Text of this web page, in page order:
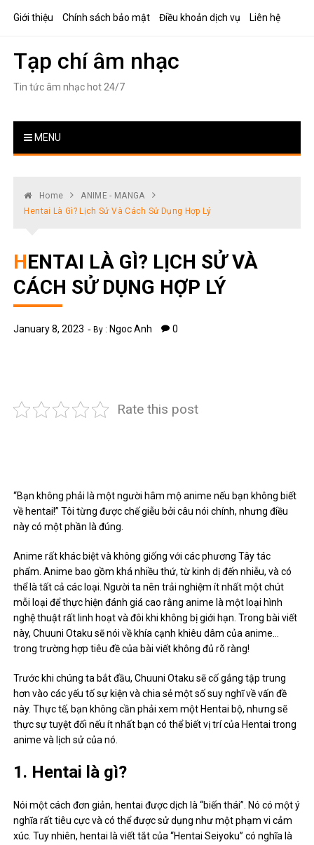
Giới thiệu Chính sách bảo mật Điều khoản dịch vụ Liên hệ
Tạp chí âm nhạc
Tin tức âm nhạc hot 24/7
MENU
Home
ANIME - MANGA
Hentai Là Gì? Lịch Sử Và Cách Sử Dụng Hợp Lý
HENTAI LÀ GÌ? LỊCH SỬ VÀ
CÁCH SỬ DỤNG HỢP LÝ
January 8, 2023 By : Ngoc Anh 0
Rate this post
“Bạn không phải là một người hâm mộ anime nếu bạn không biết
về hentai!” Tôi từng được chế giễu bởi câu nói chính, nhưng điều
này có một phần là đúng.
Anime rất khác biệt và không giống với các phương Tây tác
phẩm. Anime bao gồm khá nhiều thứ, từ kinh dị đến nhiễu, và có
thể là tất cả các loại. Người ta nên trải nghiệm ít nhất một chút
mỗi loại để thực hiện đánh giá cao rằng anime là một loại hình
nghệ thuật rất linh hoạt và đôi khi không bị giới hạn. Trong bài viết
này, Chuuni Otaku sẽ nói về khía cạnh khiêu dâm của anime…
trong trường hợp tiêu đề của bài viết không đủ rõ ràng!
Trước khi chúng ta bắt đầu, Chuuni Otaku sẽ cố gắng tập trung
hơn vào các yếu tố sự kiện và chia sẻ một số suy nghĩ về vấn đề
này. Thực tế, bạn không cần phải xem một Hentai bộ, nhưng sẽ
thực sự tuyệt đối nếu ít nhất bạn có thể biết vị trí của Hentai trong
anime và lịch sử của nó.
1. Hentai là gì?
Nói một cách đơn giản, hentai được dịch là “biến thái”. Nó có một ý
nghĩa rất tiêu cực và có thể được sử dụng như một phạm vi cảm
xúc. Tuy nhiên, hentai là viết tắt của “Hentai Seiyoku” có nghĩa là